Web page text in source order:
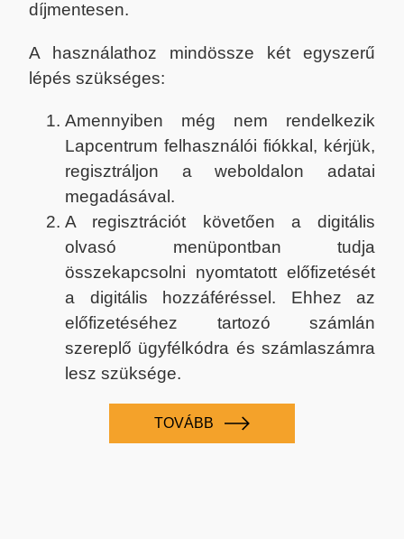
díjmentesen.
A használathoz mindössze két egyszerű
lépés szükséges:
Amennyiben még nem rendelkezik
Lapcentrum felhasználói fiókkal, kérjük,
regisztráljon a weboldalon adatai
megadásával.
A regisztrációt követően a digitális
olvasó menüpontban tudja
összekapcsolni nyomtatott előfizetését
a digitális hozzáféréssel. Ehhez az
előfizetéséhez tartozó számlán
szereplő ügyfélkódra és számlaszámra
lesz szüksége.
TOVÁBB